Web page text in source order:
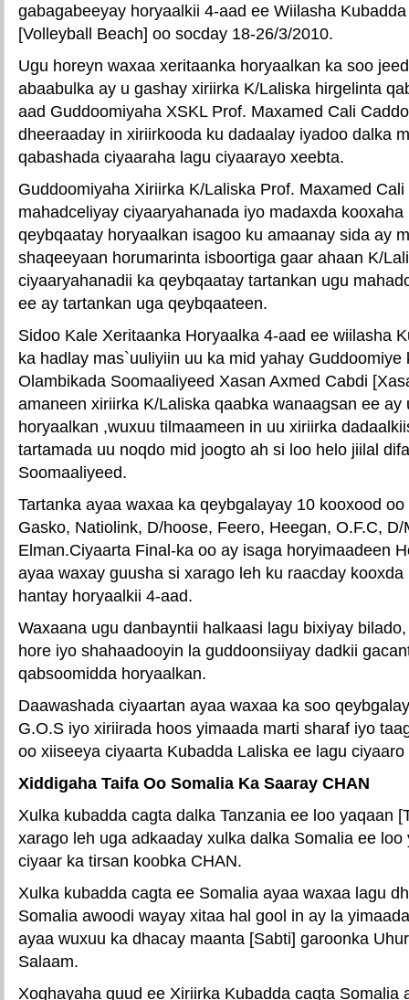
gabagabeeyay horyaalkii 4-aad ee Wiilasha
[Volleyball Beach] oo socday 18-26/3/2010.
Ugu horeyn waxaa xeritaanka horyaalkan ka soo
abaabulka ay u gashay xiriirka K/Laliska hirgelinta
aad Guddoomiyaha XSKL Prof. Maxamed Cali
dheeraaday in xiriirkooda ku dadaalay iyadoo dalka
qabashada ciyaaraha lagu ciyaarayo xeebta.
Guddoomiyaha Xiriirka K/Laliska Prof. Maxamed
mahadceliyay ciyaaryahanada iyo madaxda
qeybqaatay horyaalkan isagoo ku amaanay sida ay
shaqeeyaan horumarinta isboortiga gaar ahaan K/
ciyaaryahanadii ka qeybqaatay tartankan ugu
ee ay tartankan uga qeybqaateen.
Sidoo Kale Xeritaanka Horyaalka 4-aad ee wiilasha
ka hadlay mas`uuliyiin uu ka mid yahay Guddoomiye
Olambikada Soomaaliyeed Xasan Axmed Cabdi
amaneen xiriirka K/Laliska qaabka wanaagsan ee ay
horyaalkan ,wuxuu tilmaameen in uu xiriirka
tartamada uu noqdo mid joogto ah si loo helo jiilal
Soomaaliyeed.
Tartanka ayaa waxaa ka qeybgalayay 10 kooxood
Gasko, Natiolink, D/hoose, Feero, Heegan, O.F.C,
Elman.Ciyaarta Final-ka oo ay isaga horyimaadeen
ayaa waxay guusha si xarago leh ku raacday
hantay horyaalkii 4-aad.
Waxaana ugu danbayntii halkaasi lagu bixiyay
hore iyo shahaadooyin la guddoonsiiyay dadkii
qabsoomidda horyaalkan.
Daawashada ciyaartan ayaa waxaa ka soo
G.O.S iyo xiriirada hoos yimaada marti sharaf iyo
oo xiiseeya ciyaarta Kubadda Laliska ee lagu ciyaaro
Xiddigaha Taifa Oo Somalia Ka Saaray CHAN
Xulka kubadda cagta dalka Tanzania ee loo yaqaan
xarago leh uga adkaaday xulka dalka Somalia ee
ciyaar ka tirsan koobka CHAN.
Xulka kubadda cagta ee Somalia ayaa waxaa lagu
Somalia awoodi wayay xitaa hal gool in ay la
ayaa wuxuu ka dhacay maanta [Sabti] garoonka
Salaam.
Xoghayaha guud ee Xiriirka Kubadda cagta Somalia